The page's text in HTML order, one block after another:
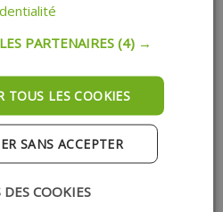
COURROIE HUTCHINSON LISSE
SANS VARIATEUR 847X13X8
PEUGEOT 103
14.10 €
AJOUTER AU PANIER
Expédition Rapide
PARTENAIRES (4) →
TOUS LES COOKIES
SANS ACCEPTER
DES COOKIES